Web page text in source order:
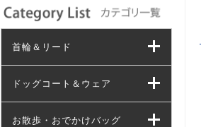
首輪＆リード
ドッグコート＆ウェア
お散歩・おでかけバッグ